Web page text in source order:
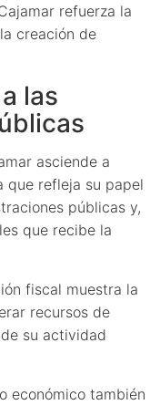
refuerza la
creación de
las
asciende a
que refleja su papel
públicas y,
que recibe la
fiscal muestra la
recursos de
su actividad
económico también